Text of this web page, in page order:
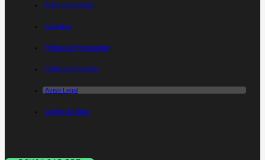
Entre em contato
Carreiras
Política de Privacidade
Política de Cookies
Aviso Legal
Código de Ética